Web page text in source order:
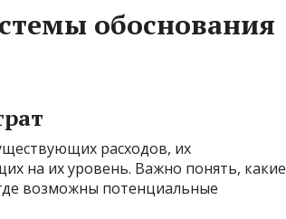
обоснования
расходов, их
на их уровень. Важно понять, какие
возможны потенциальные